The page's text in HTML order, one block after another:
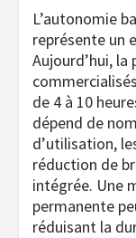
L’autonomie
représente un
Aujourd’hui,
de 4 à 10
dépend de
d’utilisation,
réduction de
intégrée. Une
permanente
réduisant la